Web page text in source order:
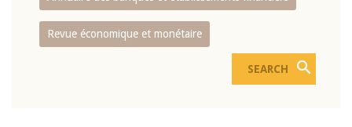
Revue économique et monétaire